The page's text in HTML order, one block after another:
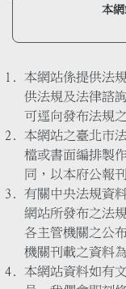
本
本網站係提供法
供法規及法律諮
可逕向發布法規
本網站之臺北市
檔或書面編排製
同，以本府公報
有關中央法規資
網站所發布之法
各主管機關之公
機關刊載之資料
本網站資料如有